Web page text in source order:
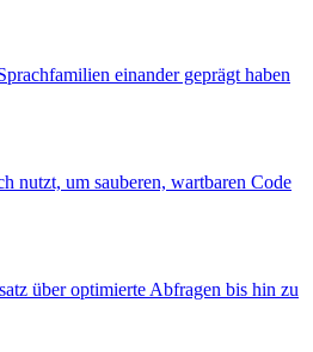
einander geprägt haben
nutzt, um sauberen, wartbaren Code
über optimierte Abfragen bis hin zu